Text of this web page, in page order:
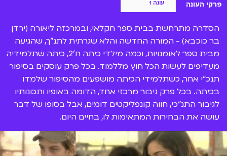
פרקי העונה
הסדרה מתרחשת בבית ספר חקלאי, ובמרכזה ליאורה (ירדן
בר כוכבא) - המורה החדשה והלא שגרתית לתנ"ך, שהגיעה
מבית ספר לאומנויות, וכמה מילדי כיתה ח'2, כיתה שתלמידיה
מעדיפים לעשות הכל חוץ מללמוד. בכל פרק עוסקים בסיפור
תנכ"י אחר, כשתלמידי הכיתה מושפעים מהסיפור שלמדו
בכיתה. בכל פרק גיבור מרכזי אחד, הדומה באופיו ותכונותיו
לגיבור התנ"כי, חווה קונפליקטים דומים, אבל בסופו של דבר
עושה את הבחירות המתאימות לו, בחיים היום.